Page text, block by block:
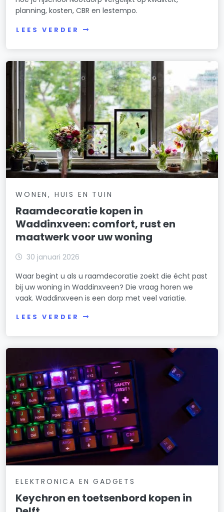
planning, kosten, CBR en lestempo.
LEES VERDER
WONEN, HUIS EN TUIN
Raamdecoratie kopen in
Waddinxveen: comfort, rust en
maatwerk voor uw woning
30 januari 2026
Waar begint u als u raamdecoratie zoekt die écht past
bij uw woning in Waddinxveen? Die vraag horen we
vaak. Waddinxveen is een dorp met veel variatie.
LEES VERDER
ELEKTRONICA EN GADGETS
Keychron en toetsenbord kopen in